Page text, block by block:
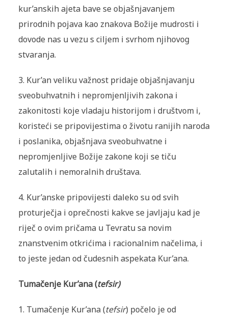
kur’anskih ajeta bave se objašnjavanjem
prirodnih pojava kao znakova Božije mudrosti i
dovode nas u vezu s ciljem i svrhom njihovog
stvaranja.
3. Kur’an veliku važnost pridaje objašnjavanju
sveobuhvatnih i nepromjenljivih zakona i
zakonitosti koje vladaju historijom i društvom i,
koristeći se pripovijestima o životu ranijih naroda
i poslanika, objašnjava sveobuhvatne i
nepromjenljive Božije zakone koji se tiču
zalutalih i nemoralnih društava.
4. Kur’anske pripovijesti daleko su od svih
proturječja i oprečnosti kakve se javljaju kad je
riječ o ovim pričama u Tevratu sa novim
znanstvenim otkrićima i racionalnim načelima, i
to jeste jedan od čudesnih aspekata Kur’ana.
Tumačenje Kur’ana (tefsir)
1. Tumačenje Kur’ana (tefsir) počelo je od